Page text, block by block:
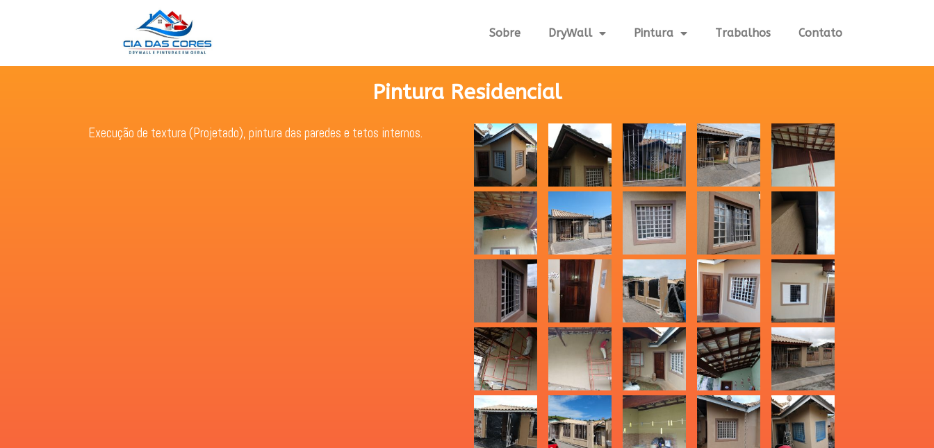
Sobre DryWall Pintura Trabalhos Contato
Pintura Residencial
Execução de textura (Projetado), pintura das paredes e tetos internos.